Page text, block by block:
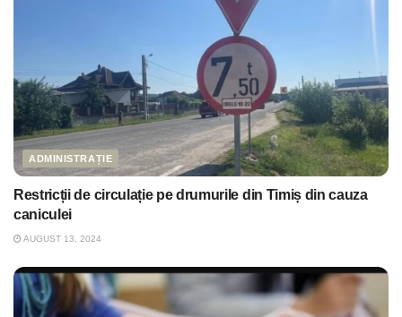
ADMINISTRAȚIE
Restricții de circulație pe drumurile din Timiș din cauza
caniculei
AUGUST 13, 2024